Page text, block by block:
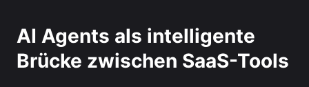
AI Agents als intelligente
Brücke zwischen SaaS-Tools